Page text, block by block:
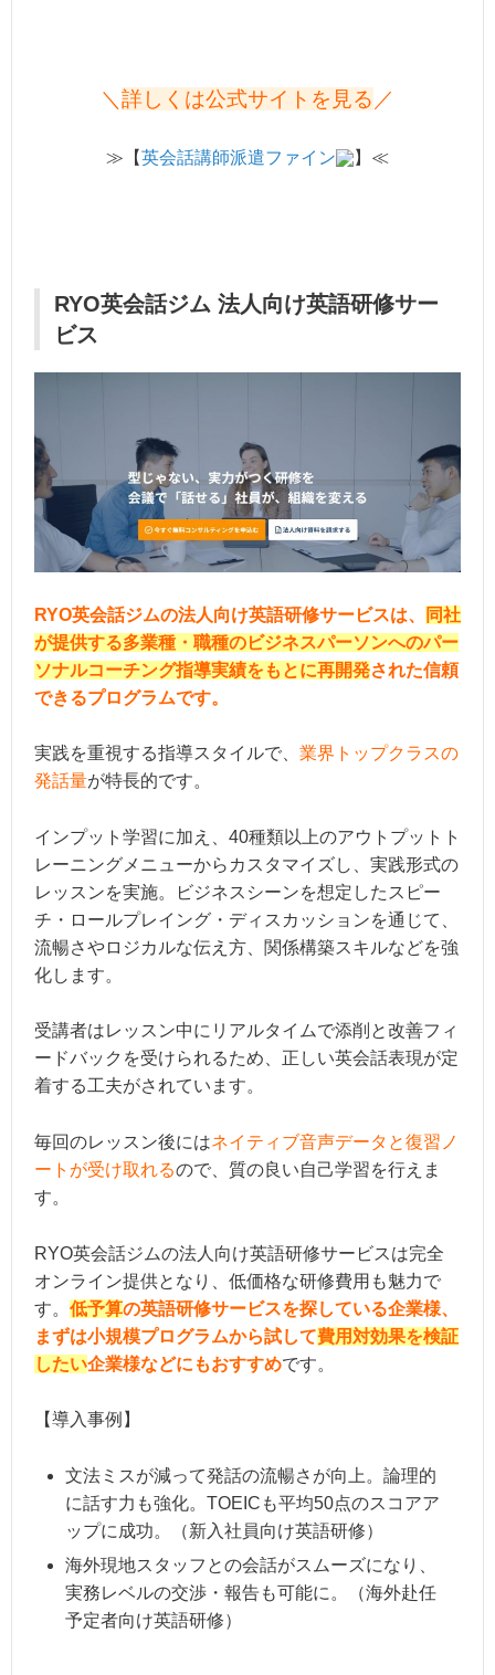
＼ 詳しくは公式サイトを見る ／
≫【英会話講師派遣ファイン 】≪
RYO英会話ジム 法人向け英語研修サー
ビス
RYO英会話ジムの法人向け英語研修サービスは、
同社
が提供する多業種・職種のビジネスパーソンへのパー
ソナルコーチング指導実績をもとに再開発された信頼
できるプログラムです。
実践を重視する指導スタイルで、 業界トップクラスの
発話量が特長的です。
インプット学習に加え、40種類以上のアウトプットト
レーニングメニューからカスタマイズし、実践形式の
レッスンを実施。ビジネスシーンを想定したスピー
チ・ロールプレイング・ディスカッションを通じて、
流暢さやロジカルな伝え方、関係構築スキルなどを強
化します。
受講者はレッスン中にリアルタイムで添削と改善フィ
ードバックを受けられるため、正しい英会話表現が定
着する工夫がされています。
毎回のレッスン後にはネイティブ音声データと復習ノ
ートが受け取れるので、質の良い自己学習を行えま
す。
RYO英会話ジムの法人向け英語研修サービスは完全
オンライン提供となり、低価格な研修費用も魅力で
す。 低予算の英語研修サービスを探している企業様、
まずは小規模プログラムから試して費用対効果を検証
したい企業様などにもおすすめです。
【導入事例】
文法ミスが減って発話の流暢さが向上。論理的
に話す力も強化。TOEICも平均50点のスコアア
ップに成功。（新入社員向け英語研修）
海外現地スタッフとの会話がスムーズになり、
実務レベルの交渉・報告も可能に。（海外赴任
予定者向け英語研修）